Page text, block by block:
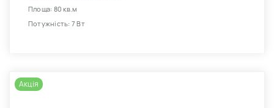
Площа: 80 кв.м
Потужність: 7 Вт
Акція